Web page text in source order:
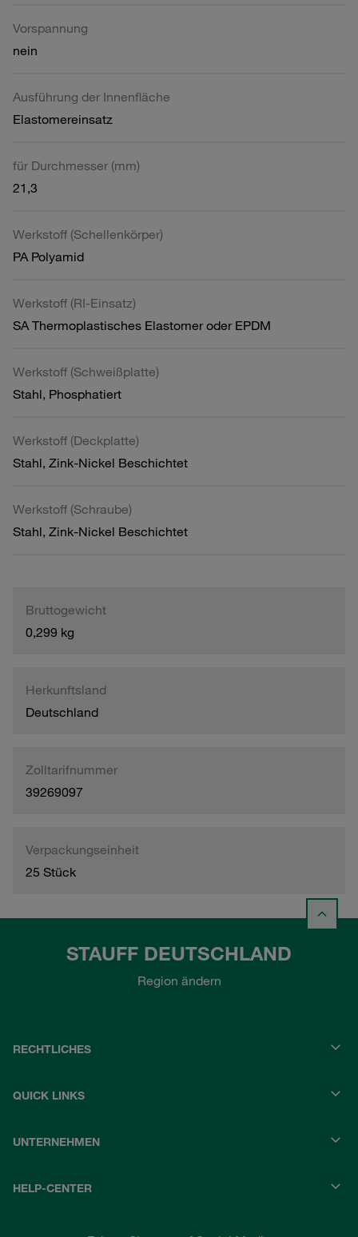
Vorspannung
nein
Ausführung der Innenfläche
Elastomereinsatz
für Durchmesser (mm)
21,3
Werkstoff (Schellenkörper)
PA Polyamid
Werkstoff (RI-Einsatz)
SA Thermoplastisches Elastomer oder EPDM
Werkstoff (Schweißplatte)
Stahl, Phosphatiert
Werkstoff (Deckplatte)
Stahl, Zink-Nickel Beschichtet
Werkstoff (Schraube)
Stahl, Zink-Nickel Beschichtet
Bruttogewicht
0,299 kg
Herkunftsland
Deutschland
Zolltarifnummer
39269097
Verpackungseinheit
25 Stück
STAUFF DEUTSCHLAND
Region ändern
RECHTLICHES
QUICK LINKS
UNTERNEHMEN
HELP-CENTER